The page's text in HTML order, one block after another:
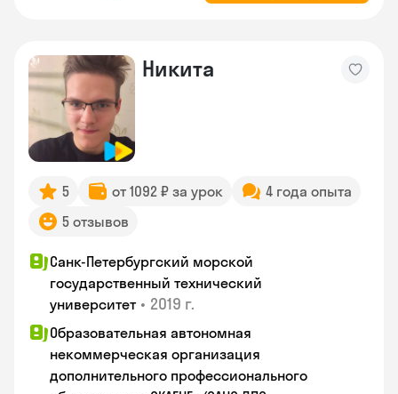
Никита
5 от 1092 ₽ за урок
4 года опыта
5 отзывов
Санк-Петербургский морской
государственный технический
университет • 2019 г.
Образовательная автономная
некоммерческая организация
дополнительного профессионального